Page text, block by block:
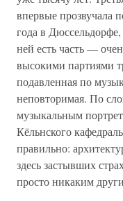
впервые прозвучала
года в
ней есть часть —
высокими партиями
подавленная по
неповторимая. По
музыкальным
Кёльнского
правильно:
здесь застывших
просто никаким